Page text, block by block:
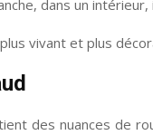
dans un
vivant et plus
des nuances de